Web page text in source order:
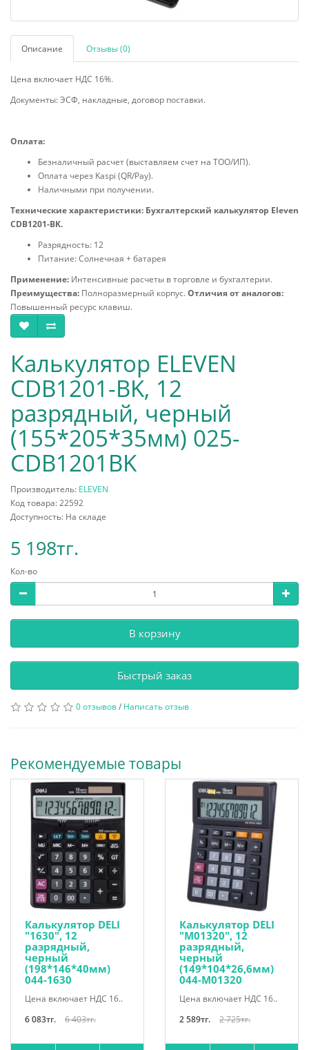
Описание Отзывы (0)
Цена включает НДС 16%.
Документы: ЭСФ, накладные, договор поставки.
Оплата:
Безналичный расчет (выставляем счет на ТОО/ИП).
Оплата через Kaspi (QR/Pay).
Наличными при получении.
Технические характеристики: Бухгалтерский калькулятор Eleven
CDB1201-BK.
Разрядность: 12
Питание: Солнечная + батарея
Применение: Интенсивные расчеты в торговле и бухгалтерии.
Преимущества: Полноразмерный корпус.Отличия от аналогов:
Повышенный ресурс клавиш.
Калькулятор ELEVEN
CDB1201-BK, 12
разрядный, черный
(155*205*35мм) 025-
CDB1201BK
Производитель: ELEVEN
Код товара: 22592
Доступность: На складе
5 198тг.
Кол-во
В корзину
Быстрый заказ
0 отзывов/ Написать отзыв
Рекомендуемые товары
Калькулятор DELI
"1630", 12
разрядный,
черный
(198*146*40мм)
044-1630
Цена включает НДС 16..
6 083тг.
6 403тг.
Калькулятор DELI
"М01320", 12
разрядный,
черный
(149*104*26,6мм)
044-М01320
Цена включает НДС 16..
2 589тг.
2 725тг.